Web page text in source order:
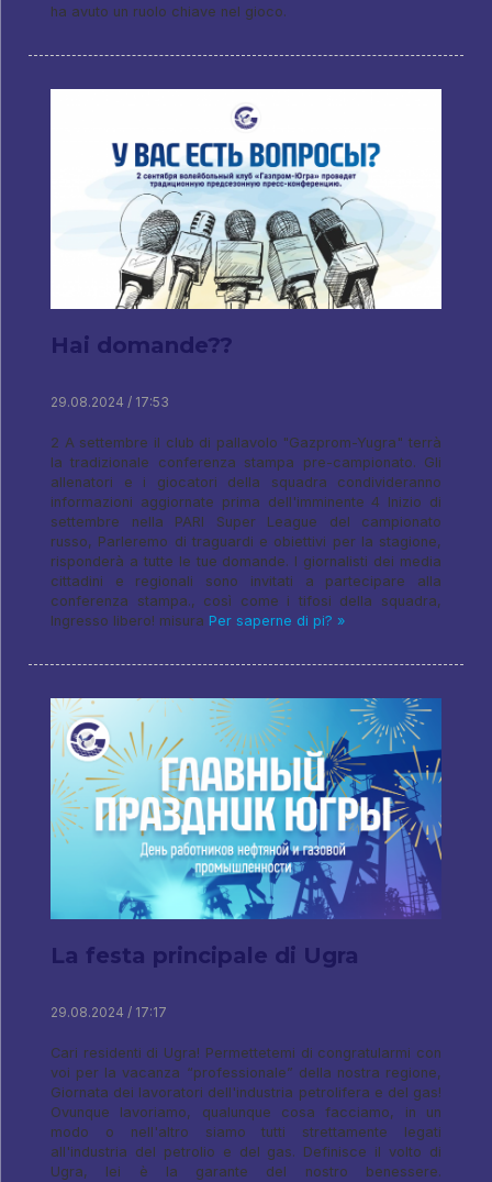
ha avuto un ruolo chiave nel gioco.
Hai domande??
29.08.2024 / 17:53
2 A settembre il club di pallavolo "Gazprom-Yugra" terrà
la tradizionale conferenza stampa pre-campionato. Gli
allenatori e i giocatori della squadra condivideranno
informazioni aggiornate prima dell'imminente 4 Inizio di
settembre nella PARI Super League del campionato
russo, Parleremo di traguardi e obiettivi per la stagione,
risponderà a tutte le tue domande. I giornalisti dei media
cittadini e regionali sono invitati a partecipare alla
conferenza stampa., così come i tifosi della squadra,
Ingresso libero! misura Per saperne di pi? »
La festa principale di Ugra
29.08.2024 / 17:17
Cari residenti di Ugra! Permettetemi di congratularmi con
voi per la vacanza “professionale” della nostra regione,
Giornata dei lavoratori dell'industria petrolifera e del gas!
Ovunque lavoriamo, qualunque cosa facciamo, in un
modo o nell'altro siamo tutti strettamente legati
all'industria del petrolio e del gas. Definisce il volto di
Ugra, lei è la garante del nostro benessere.